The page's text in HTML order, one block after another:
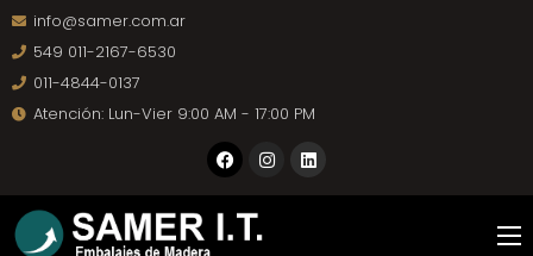
info@samer.com.ar
549 011-2167-6530
011-4844-0137
Atención: Lun-Vier 9:00 AM - 17:00 PM